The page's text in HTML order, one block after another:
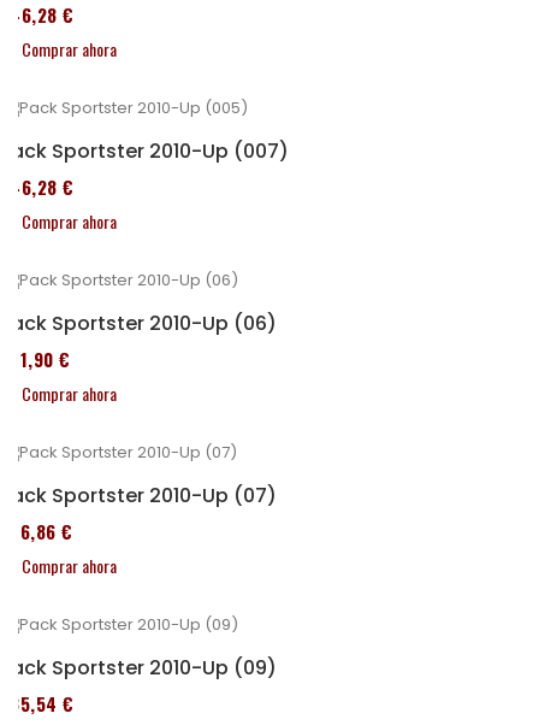
246,28 €
Comprar ahora
Pack Sportster 2010-Up (007)
246,28 €
Comprar ahora
Pack Sportster 2010-Up (06)
371,90 €
Comprar ahora
Pack Sportster 2010-Up (07)
276,86 €
Comprar ahora
Pack Sportster 2010-Up (09)
235,54 €